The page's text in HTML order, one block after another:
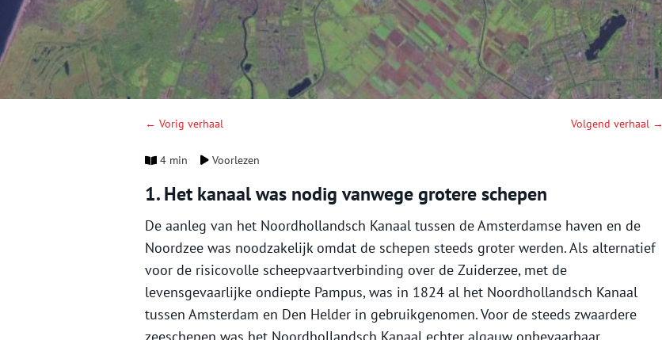
← Vorig verhaal Volgend verhaal →
4 min Voorlezen
1. Het kanaal was nodig vanwege grotere schepen
De aanleg van het Noordhollandsch Kanaal tussen de Amsterdamse haven en de
Noordzee was noodzakelijk omdat de schepen steeds groter werden. Als alternatief
voor de risicovolle scheepvaartverbinding over de Zuiderzee, met de
levensgevaarlijke ondiepte Pampus, was in 1824 al het Noordhollandsch Kanaal
tussen Amsterdam en Den Helder in gebruikgenomen. Voor de steeds zwaardere